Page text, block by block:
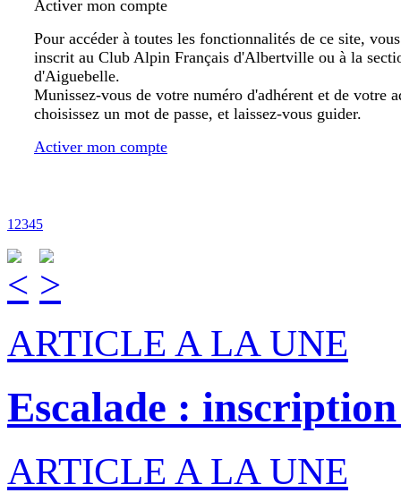
Activer mon compte
Pour accéder à toutes les fonctionnalités de ce site,
inscrit au Club Alpin Français d'Albertville ou à la
d'Aiguebelle.
Munissez-vous de votre numéro d'adhérent et de votre
choisissez un mot de passe, et laissez-vous guider.
Activer mon compte
1 2345
ARTICLE A LA UNE
Escalade :
ARTICLE A LA UNE